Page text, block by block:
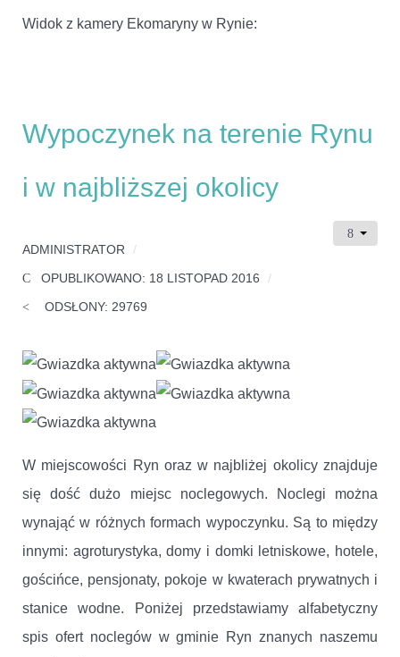
Widok z kamery Ekomaryny w Rynie:
Wypoczynek na terenie Rynu
i w najbliższej okolicy
ADMINISTRATOR
OPUBLIKOWANO: 18 LISTOPAD 2016
ODSŁONY: 29769
Ocena
użytkowników:5/5
W miejscowości Ryn oraz w najbliżej okolicy znajduje
się dość dużo miejsc noclegowych. Noclegi można
wynająć w różnych formach wypoczynku. Są to między
innymi: agroturystyka, domy i domki letniskowe, hotele,
gościńce, pensjonaty, pokoje w kwaterach prywatnych i
stanice wodne. Poniżej przedstawiamy alfabetyczny
spis ofert noclegów w gminie Ryn znanych naszemu